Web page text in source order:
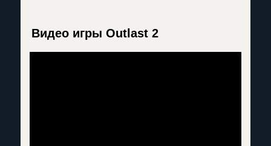
Видео игры Outlast 2